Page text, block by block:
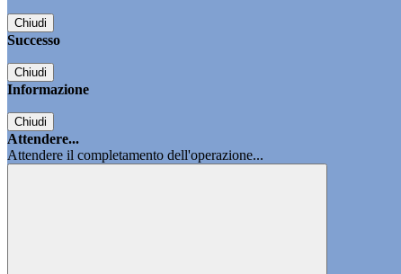
Chiudi
Successo
Chiudi
Informazione
Chiudi
Attendere...
Attendere il completamento dell'operazione...